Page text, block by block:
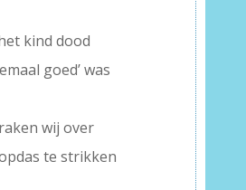
kind dood
goed’ was
wij over
te strikken